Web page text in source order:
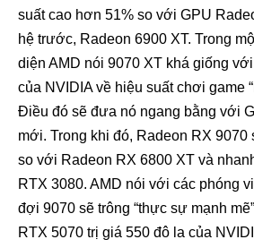
suất cao hơn 51% so với GPU
hệ trước, Radeon 6900 XT. Trong
diện AMD nói 9070 XT khá giống
của NVIDIA về hiệu suất chơi game
Điều đó sẽ đưa nó ngang bằng với
mới. Trong khi đó, Radeon RX 9070
so với Radeon RX 6800 XT và
RTX 3080. AMD nói với các phóng
đợi 9070 sẽ trông “thực sự mạnh
RTX 5070 trị giá 550 đô la của